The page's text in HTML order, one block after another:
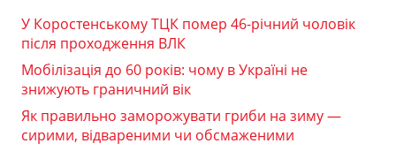
У Коростенському ТЦК помер 46-річний чоловік
після проходження ВЛК
Мобілізація до 60 років: чому в Україні не
знижують граничний вік
Як правильно заморожувати гриби на зиму —
сирими, відвареними чи обсмаженими